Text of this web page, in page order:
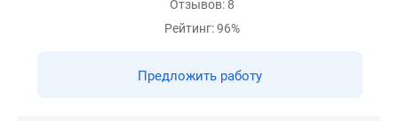
Отзывов: 8
Рейтинг: 96%
Предложить работу